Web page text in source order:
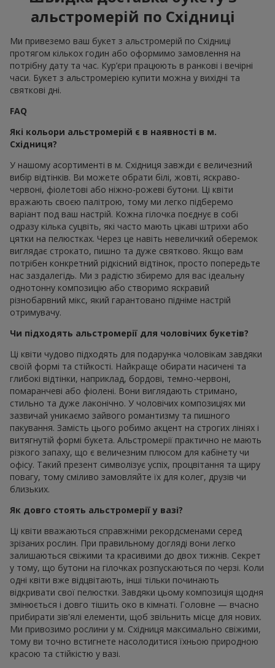
альстромерій по Східницi
Ми привеземо ваш букет з альстромерій по Східницi
протягом кількох годин або оформимо замовлення на
потрібну дату та час. Кур’єри працюють в ранкові і вечірні
часи. Букет з альстромерією купити можна у вихідні та
святкові дні.
FAQ
Які кольори альстромерій є в наявності в м.
Східниця?
У нашому асортименті в м. Східниця завжди є величезний
вибір відтінків. Ви можете обрати білі, жовті, яскраво-
червоні, фіолетові або ніжно-рожеві бутони. Ці квіти
вражають своєю палітрою, тому ми легко підберемо
варіант под ваш настрій. Кожна гілочка поєднує в собі
одразу кілька суцвіть, які часто мають цікаві штрихи або
цятки на пелюстках. Через це навіть невеличкий оберемок
виглядає строкато, пишно та дуже святково. Якщо вам
потрібен конкретний рідкісний відтінок, просто попередьте
нас заздалегідь. Ми з радістю збиремо для вас ідеальну
однотонну композицію або створимо яскравий
різнобарвний мікс, який гарантовано підніме настрій
отримувачу.
Чи підходять альстромерії для чоловічих букетів?
Ці квіти чудово підходять для подарунка чоловікам завдяки
своїй формі та стійкості. Найкраще обирати насичені та
глибокі відтінки, наприклад, бордові, темно-червоні,
помаранчеві або фіолені. Вони виглядають стримано,
стильно та дуже лаконічно. У чоловічих композиціях ми
зазвичай уникаємо зайвого романтизму та пишного
пакування. Замість цього робимо акцент на строгих лініях і
витягнутій формі букета. Альстромерії практично не мають
різкого запаху, що є величезним плюсом для кабінету чи
офісу. Такий презент символізує успіх, процвітання та щиру
повагу, тому сміливо замовляйте їх для колег, друзів чи
близьких.
Як довго стоять альстромерії у вазі?
Ці квіти вважаються справжніми рекордсменами серед
зрізаних рослин. При правильному догляді вони легко
залишаються свіжими та красивими до двох тижнів. Секрет
у тому, що бутони на гілочках розпускаються по черзі. Коли
одні квіти вже відцвітають, інші тільки починають
відкривати свої пелюстки. Завдяки цьому композиція щодня
змінюється і довго тішить око в кімнаті. Головне — вчасно
прибирати зів'ялі елементи, щоб звільнить місце для нових.
Ми привозимо рослини у м. Східниця максимально свіжими,
тому ви точно встигнете насолодитися їхньою природною
красою та стійкістю у вазі.